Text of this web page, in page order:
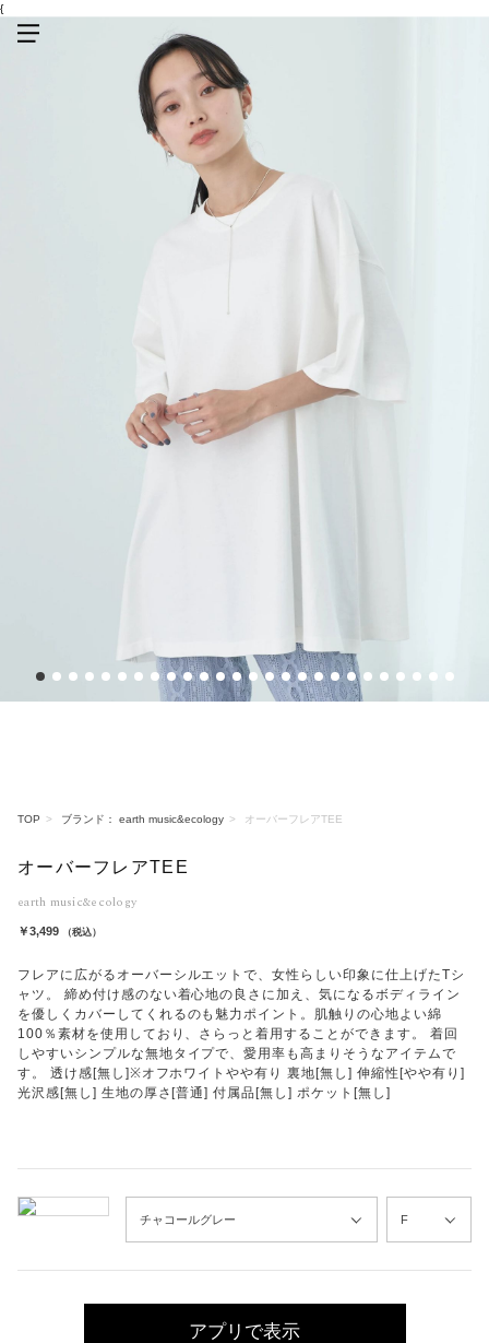
{
TOP ブランド： earth music&ecology オーバーフレアTEE
オーバーフレアTEE
earth music&ecology
￥3,499 （税込）
フレアに広がるオーバーシルエットで、女性らしい印象に仕上げたTシ
ャツ。 締め付け感のない着心地の良さに加え、気になるボディライン
を優しくカバーしてくれるのも魅力ポイント。肌触りの心地よい綿
100％素材を使用しており、さらっと着用することができます。 着回
しやすいシンプルな無地タイプで、愛用率も高まりそうなアイテムで
す。 透け感[無し]※オフホワイトやや有り 裏地[無し] 伸縮性[やや有り]
光沢感[無し] 生地の厚さ[普通] 付属品[無し] ポケット[無し]
アプリで表示
1 2 3 4 5 6 7 8 9 10 11 12 13 14 15 16 17 18 19 20 21 22 23 24 25